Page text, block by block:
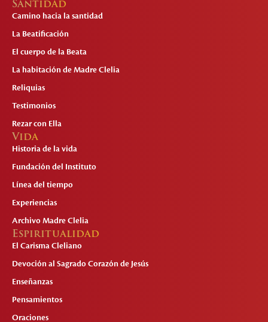
Santidad
Camino hacia la santidad
La Beatificación
El cuerpo de la Beata
La habitación de Madre Clelia
Reliquias
Testimonios
Rezar con Ella
Vida
Historia de la vida
Fundación del Instituto
Línea del tiempo
Experiencias
Archivo Madre Clelia
Espiritualidad
El Carisma Cleliano
Devoción al Sagrado Corazón de Jesús
Enseñanzas
Pensamientos
Oraciones